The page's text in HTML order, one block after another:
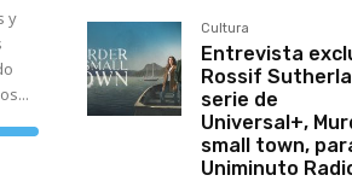
y
Cultura
Entrevista
Rossif
serie de
Universal+,
small town,
Uniminuto